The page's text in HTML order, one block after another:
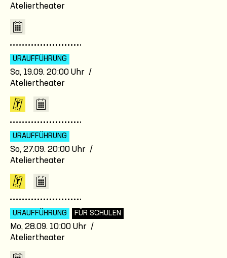
Ateliertheater
URAUFFÜHRUNG
Sa, 19.09. 20:00 Uhr /
Ateliertheater
URAUFFÜHRUNG
So, 27.09. 20:00 Uhr /
Ateliertheater
URAUFFÜHRUNG FÜR SCHULEN
Mo, 28.09. 10:00 Uhr /
Ateliertheater